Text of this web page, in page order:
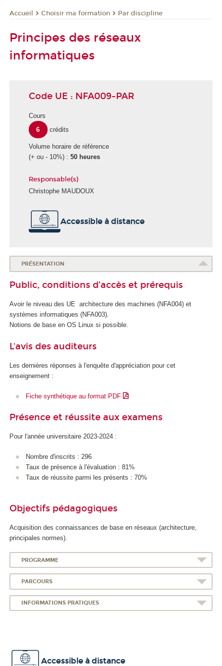
Accueil Choisir ma formation Par discipline
Principes des réseaux
informatiques
Code UE : NFA009-PAR
Cours
6
crédits
Volume horaire de référence
(+ ou - 10%) : 50 heures
Responsable(s)
Christophe MAUDOUX
Accessible à distance
PRÉSENTATION
Public, conditions d’accès et prérequis
Avoir le niveau des UE architecture des machines (NFA004) et
systèmes informatiques (NFA003).
Notions de base en OS Linux si possible.
L'avis des auditeurs
Les dernières réponses à l'enquête d'appréciation pour cet
enseignement :
Fiche synthétique au format PDF
Présence et réussite aux examens
Pour l'année universitaire 2023-2024 :
Nombre d'inscrits : 296
Taux de présence à l'évaluation : 81%
Taux de réussite parmi les présents : 70%
Objectifs pédagogiques
Acquisition des connaissances de base en réseaux (architecture,
principales normes).
PROGRAMME
PARCOURS
INFORMATIONS PRATIQUES
Accessible à distance